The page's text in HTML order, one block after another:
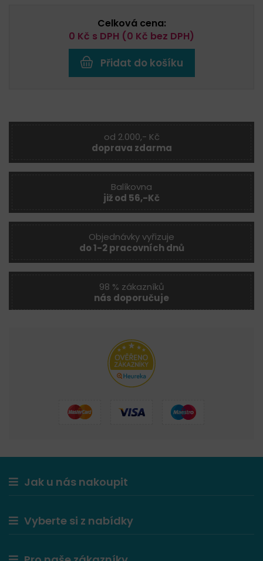
Celková cena:
0 Kč s DPH (0 Kč bez DPH)
Přidat do košíku
od 2.000,- Kč
doprava zdarma
Balíkovna
již od 56,-Kč
Objednávky vyřizuje
do 1-2 pracovních dnů
98 % zákazníků
nás doporučuje
Jak u nás nakoupit
Vyberte si z nabídky